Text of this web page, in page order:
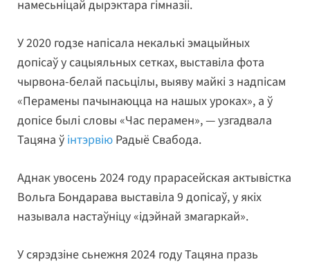
намесьніцай дырэктара гімназіі.
У 2020 годзе напісала некалькі эмацыйных
допісаў у сацыяльных сетках, выставіла фота
чырвона-белай пасьцілы, выяву майкі з надпісам
«Перамены пачынаюцца на нашых уроках», а ў
допісе былі словы «Час перамен», — узгадвала
Тацяна ў інтэрвію Радыё Свабода.
Аднак увосень 2024 году прарасейская актывістка
Вольга Бондарава выставіла 9 допісаў, у якіх
называла настаўніцу «ідэйнай змагаркай».
У сярэдзіне сьнежня 2024 году Тацяна празь